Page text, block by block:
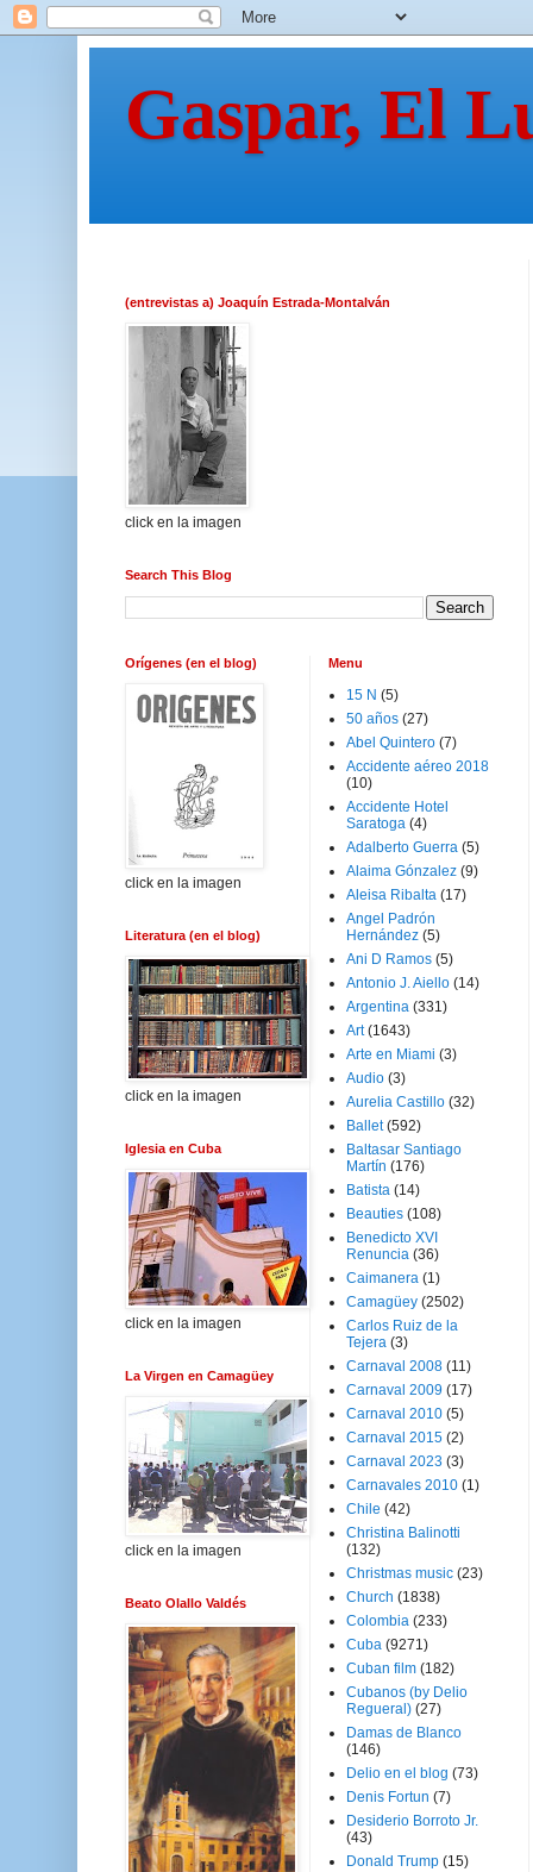
Gaspar, El
(entrevistas a) Joaquín Estrada-Montalván
click en la imagen
Search This Blog
Orígenes (en el blog)
click en la imagen
Literatura (en el blog)
click en la imagen
Iglesia en Cuba
click en la imagen
La Virgen en Camagüey
click en la imagen
Beato Olallo Valdés
Menu
15 N (5)
50 años (27)
Abel Quintero (7)
Accidente aéreo 2018
(10)
Accidente Hotel
Saratoga (4)
Adalberto Guerra (5)
Alaima Gónzalez (9)
Aleisa Ribalta (17)
Angel Padrón
Hernández (5)
Ani D Ramos (5)
Antonio J. Aiello (14)
Argentina (331)
Art (1643)
Arte en Miami (3)
Audio (3)
Aurelia Castillo (32)
Ballet (592)
Baltasar Santiago
Martín (176)
Batista (14)
Beauties (108)
Benedicto XVI
Renuncia (36)
Caimanera (1)
Camagüey (2502)
Carlos Ruiz de la
Tejera (3)
Carnaval 2008 (11)
Carnaval 2009 (17)
Carnaval 2010 (5)
Carnaval 2015 (2)
Carnaval 2023 (3)
Carnavales 2010 (1)
Chile (42)
Christina Balinotti
(132)
Christmas music (23)
Church (1838)
Colombia (233)
Cuba (9271)
Cuban film (182)
Cubanos (by Delio
Regueral) (27)
Damas de Blanco
(146)
Delio en el blog (73)
Denis Fortun (7)
Desiderio Borroto Jr.
(43)
Donald Trump (15)